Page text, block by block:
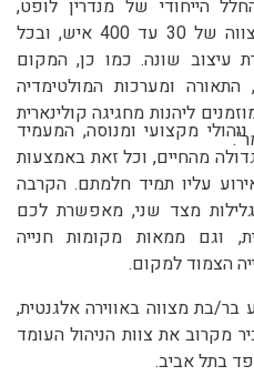
הייחודי של מנדרין לופט,
מיועד לאירוח אירועי בר/בת מצווה של 30 עד 400 איש, ובכל
עיצוב שונה. כמו כן, המקום
מאובזר בכל מערכות ההגברה, התאורה ומערכות המולטימדיה
החדישות ביותר. בנוסף, אתםם מוזמנים ליהנות מחגיגה קולינארית
צוות מנדרין אירועים הינו צוות ניהולי מקצועי ומנוסה, המעמיד
לרשותכם חווית אירוח מפנקת וגדולה מהחיים, וכל זאת באמצעות
עליו תמיד חלמתם. הקרבה
גלילות מצד שני, מאפשרת לכם
ליהנות מגישה נוחה ואידיאלית, וגם ממאות מקומות חנייה
הצמוד למקום.
אם גם אתם רוצים להפיק אירוע בר/בת מצווה באווירה אלגנטית,
יוקרתית ומושקעת, זה הזמן להכיר מקרוב את צוות הניהול העומד
בתל אביב.